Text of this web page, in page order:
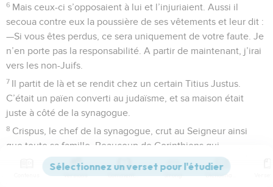
6 Mais ceux-ci s’opposaient à lui et l’injuriaient. Aussi il
secoua contre eux la poussière de ses vêtements et leur dit :
—Si vous êtes perdus, ce sera uniquement de votre faute. Je
n’en porte pas la responsabilité. A partir de maintenant, j’irai
vers les non-Juifs.
7 Il partit de là et se rendit chez un certain Titius Justus.
C’était un païen converti au judaïsme, et sa maison était
juste à côté de la synagogue.
8 Crispus, le chef de la synagogue, crut au Seigneur ainsi
que toute sa famille. Beaucoup de Corinthiens qui
écoutaient Paul crurent aussi et furent baptisés.
Une nuit, le Seigneur lui-même parla à Paul dans une
Versions Commentaires Strong